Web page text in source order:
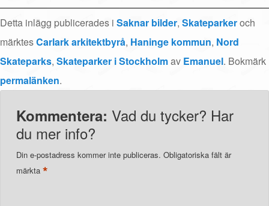
Detta inlägg publicerades i Saknar bilder, Skateparkeroch
märktesCarlark arkitektbyrå, Haninge kommun, Nord
Skateparks, Skateparker i Stockholmav Emanuel. Bokmärk
permalänken.
Kommentera: Vad du tycker? Har
du mer info?
Din e-postadress kommer inte publiceras. Obligatoriska fält är
märkta *